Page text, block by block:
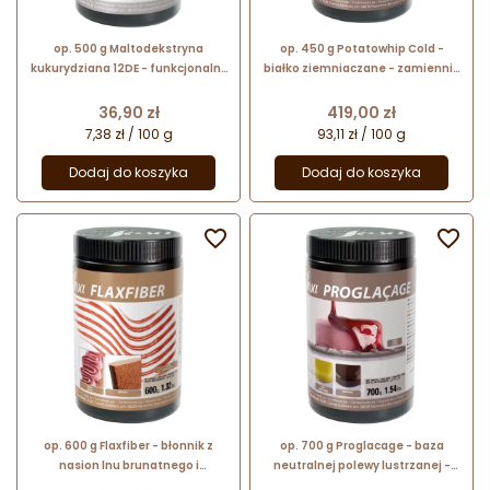
op. 500 g Maltodekstryna
kukurydziana 12DE - funkcjonalny
nr. kat. 48671 Sosa Ingredients
Cena
36,90 zł
7,38 zł / 100 g
Dodaj do koszyka
op. 450 g Potatowhip Cold -
białko ziemniaczane - zamiennik
zimno - nr. kat. 43124 Sosa
Ingredients
Cena
419,00 zł
93,11 zł / 100 g
Dodaj do koszyka
op. 600 g Flaxfiber - błonnik z
nasion lnu brunatnego i

op. 700 g Proglacage - baza
neutralnej polewy lustrzanej -
